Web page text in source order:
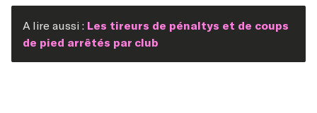
A lire aussi : Les tireurs de pénaltys et de coups
de pied arrêtés par club